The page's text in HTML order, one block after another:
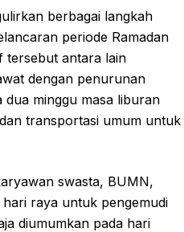
berbagai langkah
periode Ramadan
tersebut antara lain
dengan penurunan
dua minggu masa liburan
transportasi umum untuk
swasta, BUMN,
raya untuk pengemudi
diumumkan pada hari